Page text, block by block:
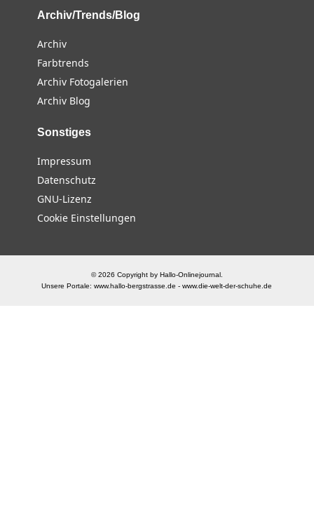
Archiv/Trends/Blog
Archiv
Farbtrends
Archiv Fotogalerien
Archiv Blog
Sonstiges
Impressum
Datenschutz
GNU-Lizenz
Cookie Einstellungen
© 2026 Copyright by Hallo-Onlinejournal.
Unsere Portale:www.hallo-bergstrasse.de -www.die-welt-der-schuhe.de